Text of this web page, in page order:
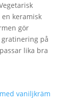
keramisk
gör
på
lika bra